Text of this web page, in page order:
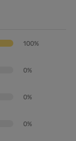
Sternen
100%
0%
0%
0%